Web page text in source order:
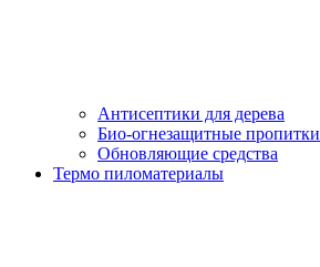
Антисептики для дерева
Био-огнезащитные пропитки
Обновляющие средства
Термо пиломатериалы